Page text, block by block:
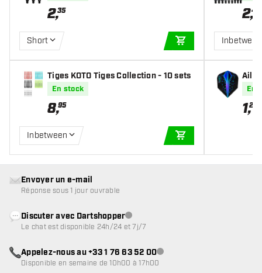
2,35
Short
AJOUTER AU
Tiges KOTO Tiges Collection - 10 sets
En stock
8,95
Inbetween
2,40
Inbetween
En
1,20
Envoyer un e-mail
Réponse sous 1 jour ouvrable
Discuter avec DartshopperService client indisponible
Le chat est disponible 24h/24 et 7j/7
Appelez-nous au +33 1 76 63 52 00Service client indisponible
Disponible en semaine de 10h00 à 17h00